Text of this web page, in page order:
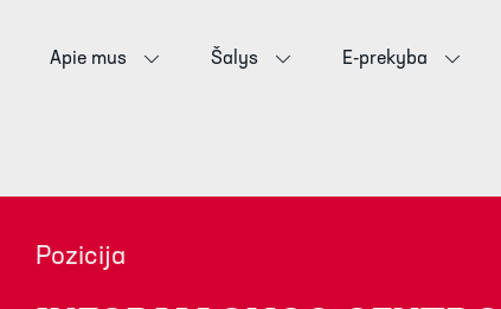
Apie mus Šalys E-prekyba
Pozicija